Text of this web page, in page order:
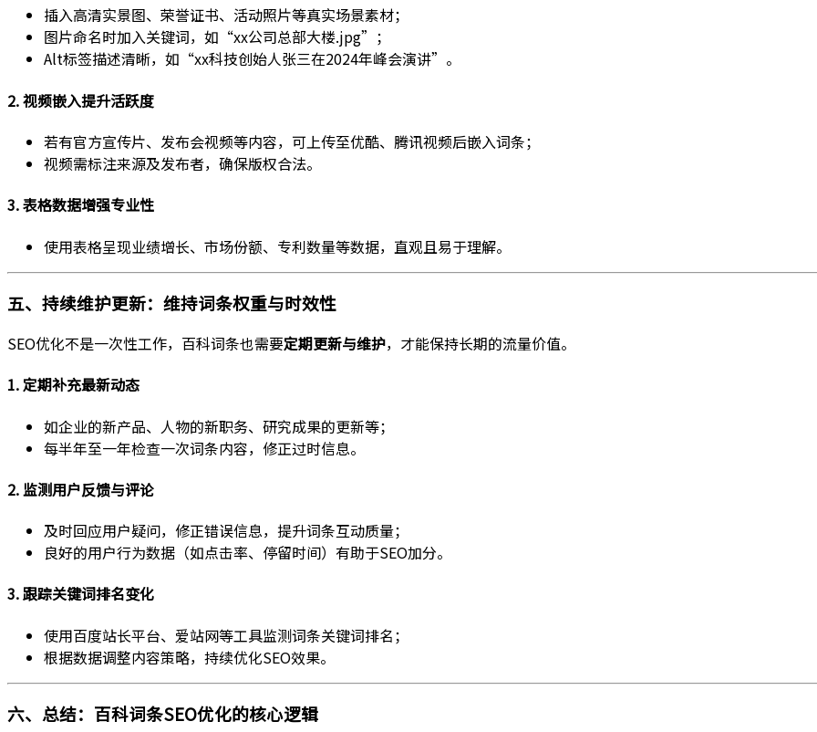
插入高清实景图、荣誉证书、活动照片等真实场景素材；
图片命名时加入关键词，如“xx公司总部大楼.jpg”；
Alt标签描述清晰，如“xx科技创始人张三在2024年峰会演讲”。
2. 视频嵌入提升活跃度
若有官方宣传片、发布会视频等内容，可上传至优酷、腾讯视频后嵌入词条；
视频需标注来源及发布者，确保版权合法。
3. 表格数据增强专业性
使用表格呈现业绩增长、市场份额、专利数量等数据，直观且易于理解。
五、持续维护更新：维持词条权重与时效性
SEO优化不是一次性工作，百科词条也需要定期更新与维护，才能保持长期的流量价值。
1. 定期补充最新动态
如企业的新产品、人物的新职务、研究成果的更新等；
每半年至一年检查一次词条内容，修正过时信息。
2. 监测用户反馈与评论
及时回应用户疑问，修正错误信息，提升词条互动质量；
良好的用户行为数据（如点击率、停留时间）有助于SEO加分。
3. 跟踪关键词排名变化
使用百度站长平台、爱站网等工具监测词条关键词排名；
根据数据调整内容策略，持续优化SEO效果。
六、总结：百科词条SEO优化的核心逻辑